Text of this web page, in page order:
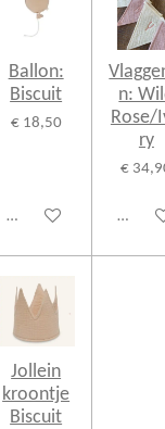
Ballon:
Biscuit
€ 18,50
Bekijk details
n:
Rose/
ry
€
Bekijk
Jollein
kroontje
Biscuit